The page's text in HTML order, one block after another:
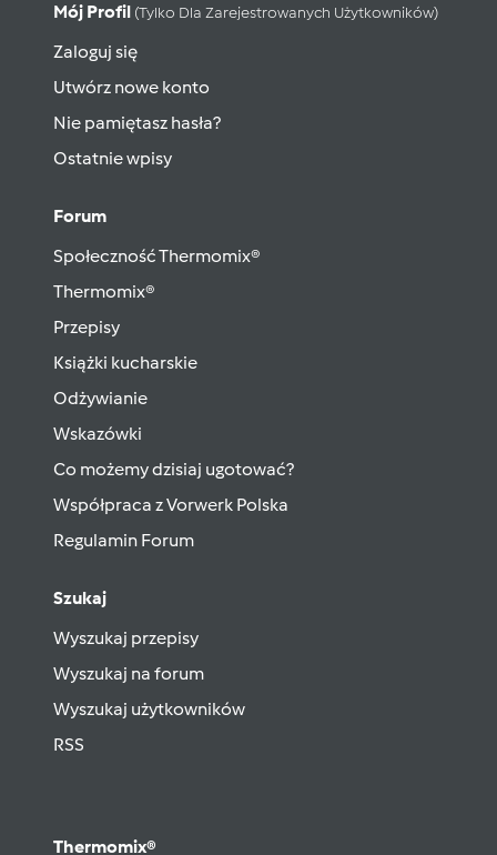
Mój Profil (tylko Dla Zarejestrowanych Użytkowników)
Zaloguj się
Utwórz nowe konto
Nie pamiętasz hasła?
Ostatnie wpisy
Forum
Społeczność Thermomix®
Thermomix®
Przepisy
Książki kucharskie
Odżywianie
Wskazówki
Co możemy dzisiaj ugotować?
Współpraca z Vorwerk Polska
Regulamin Forum
Szukaj
Wyszukaj przepisy
Wyszukaj na forum
Wyszukaj użytkowników
RSS
Thermomix®